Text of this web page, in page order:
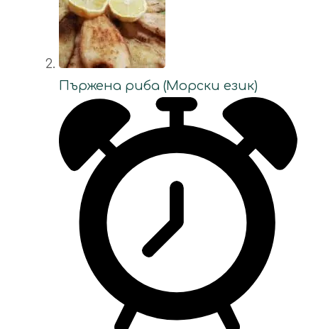
Пържена риба (Морски език)